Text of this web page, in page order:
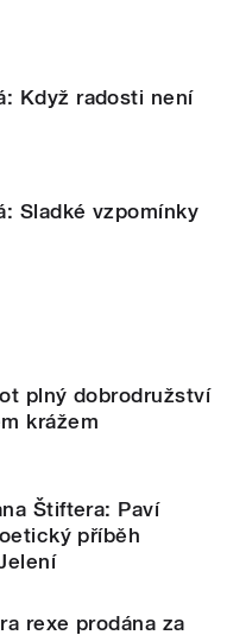
Když radosti není
Sladké vzpomínky
plný dobrodružství
krážem
Štiftera: Paví
příběh
rexe prodána za